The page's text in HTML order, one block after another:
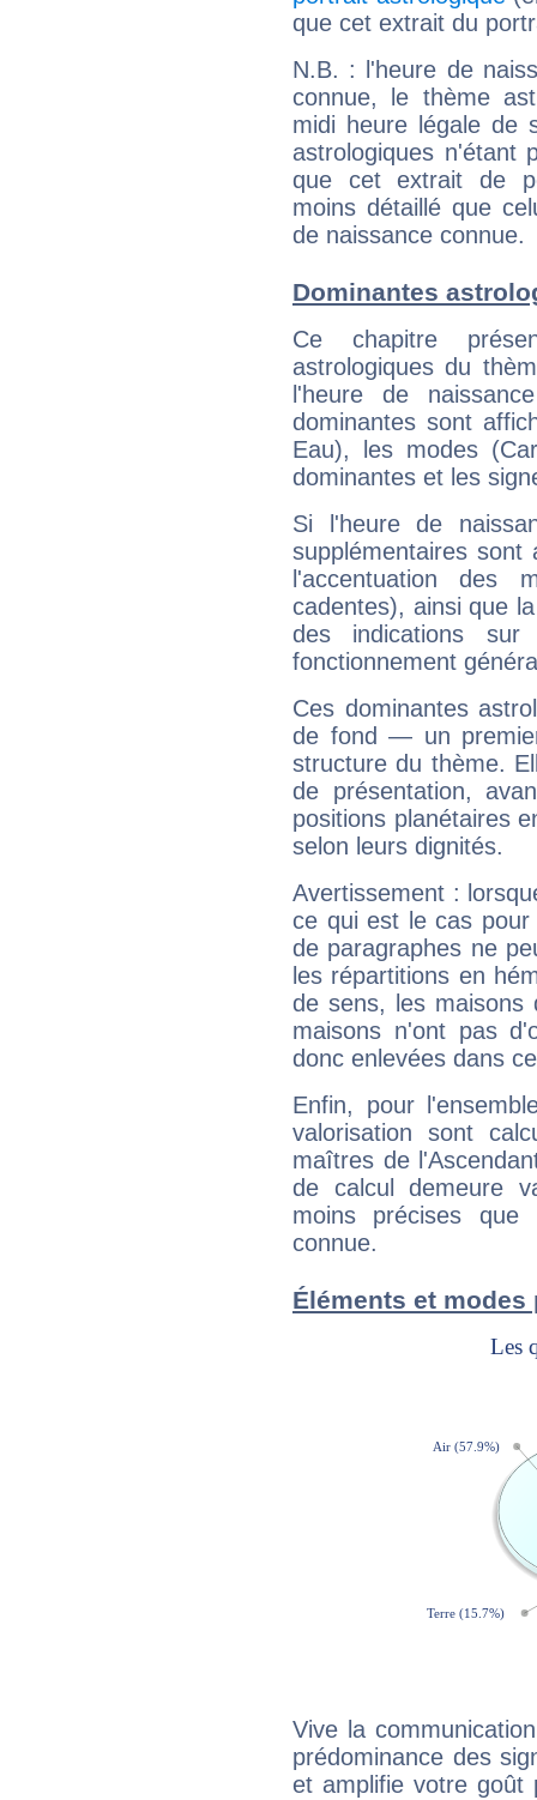
que cet extrait du
N.B. : l'heure de
connue, le thème
midi heure légale de
astrologiques n'étant
que cet extrait de
moins détaillé que
de naissance connue.
Dominantes
Ce chapitre
astrologiques du
l'heure de
dominantes sont
Eau), les modes
dominantes et les
Si l'heure de
supplémentaires sont
l'accentuation des
cadentes), ainsi que
des indications sur
fonctionnement
Ces dominantes
de fond — un
structure du thème.
de présentation,
positions planétaires
selon leurs dignités.
Avertissement :
ce qui est le cas
de paragraphes ne
les répartitions en
de sens, les maisons
maisons n'ont pas
donc enlevées dans
Enfin, pour
valorisation sont
maîtres de
de calcul demeure
moins précises que
connue.
Éléments et modes
Vive la
prédominance des
et amplifie votre goût